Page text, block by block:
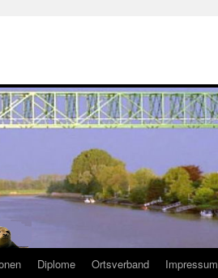
Diplome Ortsverband Impressum